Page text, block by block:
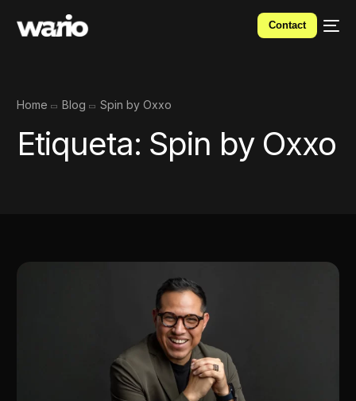
Contact
Home Blog Spin by Oxxo
Etiqueta: Spin by Oxxo